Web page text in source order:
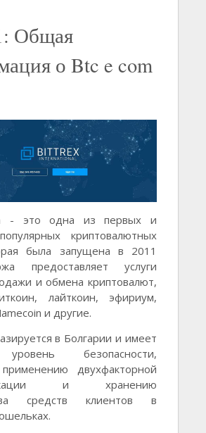
Общая
о Btc e com
- это одна из первых и
криптовалютных
была запущена в 2011
предоставляет услуги
и обмена криптовалют,
лайткоин, эфириум,
и другие.
в Болгарии и имеет
безопасности,
двухфакторной
и хранению
средств клиентов в